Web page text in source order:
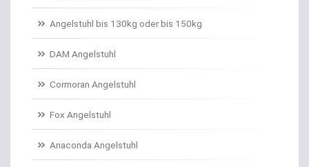
Angelstuhl bis 130kg oder bis 150kg
DAM Angelstuhl
Cormoran Angelstuhl
Fox Angelstuhl
Anaconda Angelstuhl